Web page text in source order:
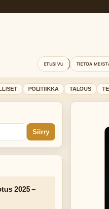
ETUSIVU TIETOA
POLITIIKKA TALOUS
Siirry
2025 –